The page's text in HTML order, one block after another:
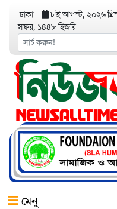
ঢাকা ৮ই আগস্ট, ২০২৬
সফর, ১৪৪৮ হিজরি
মেনু